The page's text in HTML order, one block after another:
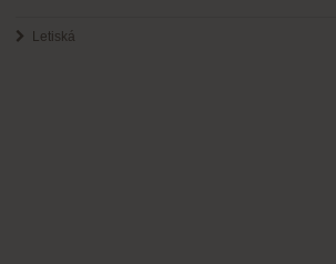
Letiská